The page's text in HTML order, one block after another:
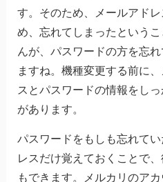
す。そのため、メールアド
め、忘れてしまったという
んが、パスワードの方を忘
ますね。機種変更する前に
スとパスワードの情報をし
があります。
パスワードをもしも忘れて
レスだけ覚えておくことで
もできます。メルカリのア